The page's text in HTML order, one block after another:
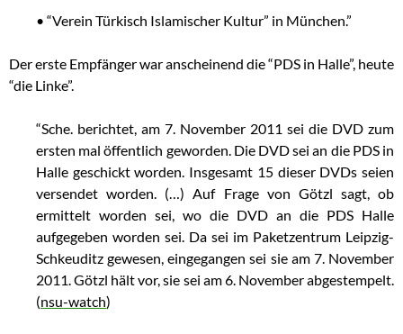
• “Verein Türkisch Islamischer Kultur” in München.”
Der erste Empfänger war anscheinend die “PDS in Halle”, heute
“die Linke”.
“Sche. berichtet, am 7. November 2011 sei die DVD zum
ersten mal öffentlich geworden. Die DVD sei an die PDS in
Halle geschickt worden. Insgesamt 15 dieser DVDs seien
versendet worden. (…) Auf Frage von Götzl sagt, ob
ermittelt worden sei, wo die DVD an die PDS Halle
aufgegeben worden sei. Da sei im Paketzentrum Leipzig-
Schkeuditz gewesen, eingegangen sei sie am 7. November
2011. Götzl hält vor, sie sei am 6. November abgestempelt.
(nsu-watch)